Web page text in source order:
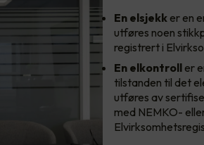
En elsjekk er en
utføres noen
registrert i
En elkontroll er
tilstanden til det
utføres av
med NEMKO-